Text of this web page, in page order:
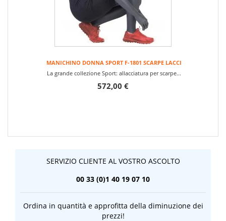
MANICHINO DONNA SPORT F-1801 SCARPE LACCI
La grande collezione Sport: allacciatura per scarpe...
572,00 €
SERVIZIO CLIENTE AL VOSTRO ASCOLTO
00 33 (0)1 40 19 07 10
Ordina in quantità e approfitta della diminuzione dei
prezzi!